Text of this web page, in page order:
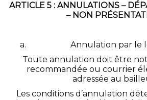
ARTICLE 5 : ANNULATIONS –
– NON
Annulation par le
Toute annulation doit être
recommandée ou courrier
adressée au
Les conditions d’annulation